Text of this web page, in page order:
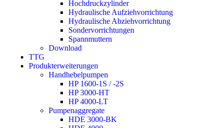
Hochdruckzylinder
Hydraulische Aufziehvorrichtung
Hydraulische Abziehvorrichtung
Sondervorrichtungen
Spannmuttern
Download
TTG
Produkterweiterungen
Handhebelpumpen
HP 1600-1S / -2S
HP 3000-HT
HP 4000-LT
Pumpenaggregate
HDE 3000-BK